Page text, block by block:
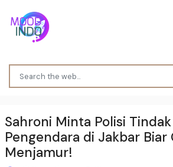
Sahroni Minta Polisi
Pengendara di Jakbar Biar
Menjamur!